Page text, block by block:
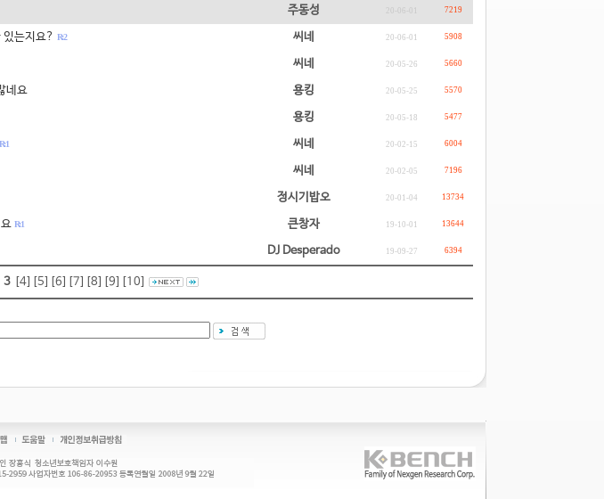
주동성 7219
있는지요? R: 2 씨네 20-06-01 5908
씨네 20-05-26 5660
네요 용킹 20-05-25 5570
용킹 20-05-18 5477
R: 1 씨네 20-02-15 6004
씨네 20-02-05 7196
정시기밥오 20-01-04 13734
R: 1 큰창자 19-10-01 13644
DJ Desperado 19-09-27 6394
3 [4] [5] [6] [7] [8] [9] [10]